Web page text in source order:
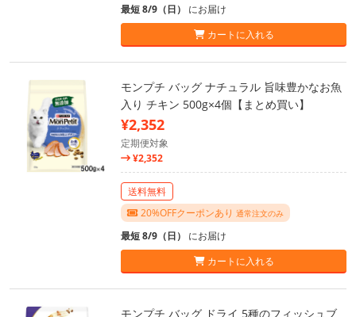
最短 8/9（日） にお届け
カートに入れる
モンプチ バッグ ナチュラル 旨味豊かなお魚
入り チキン 500g×4個【まとめ買い】
¥2,352
定期便対象
¥2,352
送料無料
20%OFFクーポンあり 通常注文のみ
最短 8/9（日） にお届け
カートに入れる
モンプチ バッグ ドライ 5種のフィッシュブ